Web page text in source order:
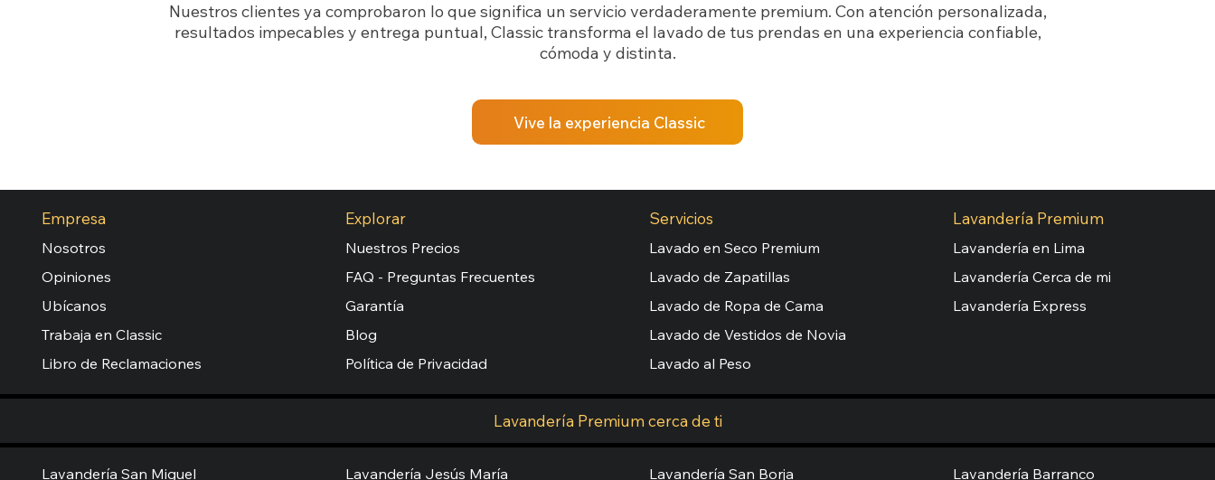
Nuestros clientes ya comprobaron lo que significa un servicio verdaderamente premium. Con atención personalizada,
resultados impecables y entrega puntual, Classic transforma el lavado de tus prendas en una experiencia confiable,
cómoda y distinta.
Vive la experiencia Classic
Empresa
Nosotros
Opiniones
Ubícanos
Trabaja en Classic
Libro de Reclamaciones
Explorar
Nuestros Precios
FAQ - Preguntas Frecuentes
Garantía
Blog
Política de Privacidad
Servicios
Lavado en Seco Premium
Lavado de Zapatillas
Lavado de Ropa de Cama
Lavado de Vestidos de Novia
Lavado al Peso
Lavandería Premium
Lavandería en Lima
Lavandería Cerca de mi
Lavandería Express
Lavandería Premium cerca de ti
Lavandería San Miguel Lavandería Jesús María Lavandería San Borja Lavandería Barranco